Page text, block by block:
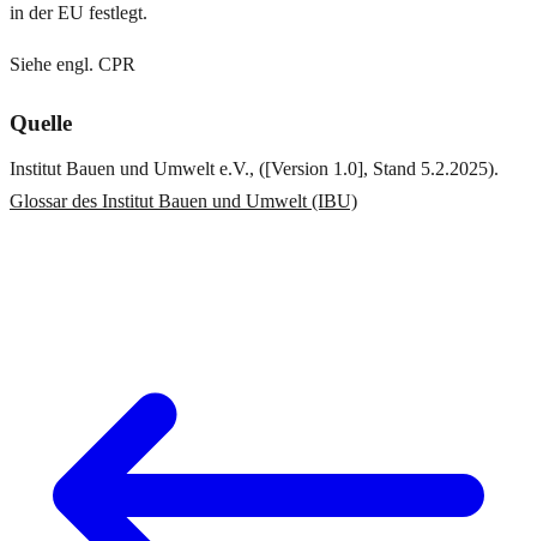
in der EU festlegt.
Siehe engl. CPR
Quelle
Institut Bauen und Umwelt e.V., ([Version 1.0], Stand 5.2.2025).
Glossar des Institut Bauen und Umwelt (IBU)